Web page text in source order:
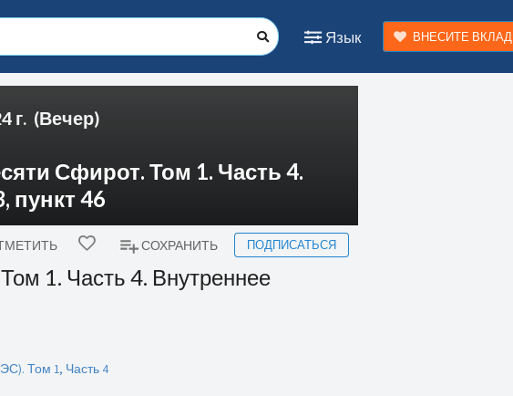
Язык ВНЕСИТЕ ВКЛАД
г. (Вечер)
Сфирот. Том 1. Часть 4.
пункт 46
СОХРАНИТЬ ПОДПИСАТЬСЯ
1. Часть 4. Внутреннее
Том 1, Часть 4